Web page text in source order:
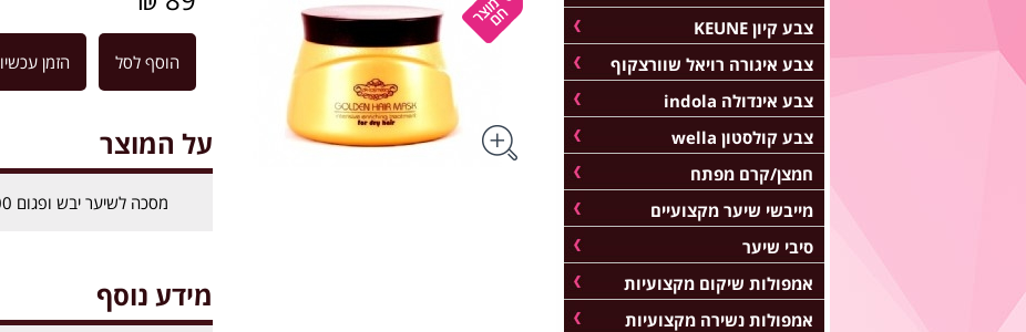
הוסף לסל הזמן עכשיו
על המוצר
מסכה לשיער יבש ופגום 500 מ"ל
מידע נוסף
צבע קיון KEUNE
צבע איגורה רויאל שוורצקוף
צבע אינדולה indola
צבע קולסטון wella
חמצן/קרם מפתח
מייבשי שיער מקצועיים
סיבי שיער
אמפולות שיקום מקצועיות
אמפולות נשירה מקצועיות